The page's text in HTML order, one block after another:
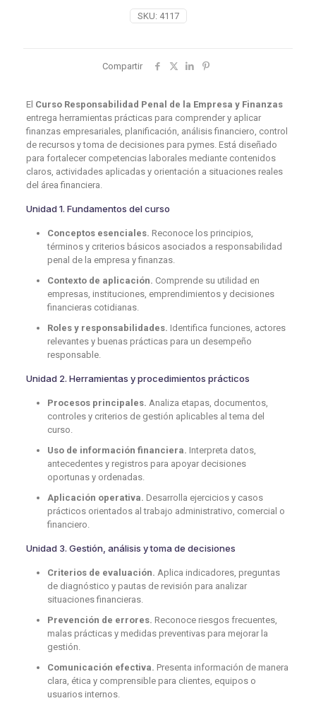
SKU: 4117
Compartir
El Curso Responsabilidad Penal de la Empresa y Finanzas
entrega herramientas prácticas para comprender y aplicar
finanzas empresariales, planificación, análisis financiero, control
de recursos y toma de decisiones para pymes. Está diseñado
para fortalecer competencias laborales mediante contenidos
claros, actividades aplicadas y orientación a situaciones reales
del área financiera.
Unidad 1. Fundamentos del curso
Conceptos esenciales. Reconoce los principios,
términos y criterios básicos asociados a responsabilidad
penal de la empresa y finanzas.
Contexto de aplicación. Comprende su utilidad en
empresas, instituciones, emprendimientos y decisiones
financieras cotidianas.
Roles y responsabilidades. Identifica funciones, actores
relevantes y buenas prácticas para un desempeño
responsable.
Unidad 2. Herramientas y procedimientos prácticos
Procesos principales. Analiza etapas, documentos,
controles y criterios de gestión aplicables al tema del
curso.
Uso de información financiera. Interpreta datos,
antecedentes y registros para apoyar decisiones
oportunas y ordenadas.
Aplicación operativa. Desarrolla ejercicios y casos
prácticos orientados al trabajo administrativo, comercial o
financiero.
Unidad 3. Gestión, análisis y toma de decisiones
Criterios de evaluación. Aplica indicadores, preguntas
de diagnóstico y pautas de revisión para analizar
situaciones financieras.
Prevención de errores. Reconoce riesgos frecuentes,
malas prácticas y medidas preventivas para mejorar la
gestión.
Comunicación efectiva. Presenta información de manera
clara, ética y comprensible para clientes, equipos o
usuarios internos.